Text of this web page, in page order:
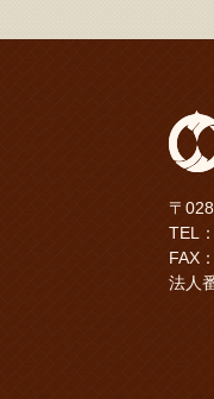
〒
TEL：
FAX
法人